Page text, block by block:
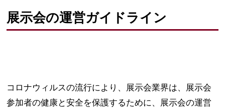
展示会の運営ガイドライン
コロナウィルスの流行により、展示会業界は、展示会
参加者の健康と安全を保護するために、展示会の運営